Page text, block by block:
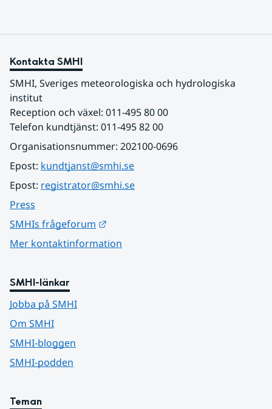
Kontakta SMHI
SMHI, Sveriges meteorologiska och hydrologiska
institut
Reception och växel: 011-495 80 00
Telefon kundtjänst: 011-495 82 00
Organisationsnummer: 202100-0696
Epost: kundtjanst@smhi.se
Epost: registrator@smhi.se
Press
SMHIs frågeforum
Mer kontaktinformation
SMHI-länkar
Jobba på SMHI
Om SMHI
SMHI-bloggen
SMHI-podden
Teman